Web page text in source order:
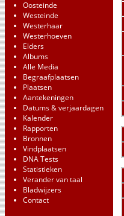
Oosteinde
Westeinde
Westerhaar
Westerhoeven
Elders
Albums
Alle Media
Begraafplaatsen
Plaatsen
Aantekeningen
Datums & verjaardagen
Kalender
Rapporten
Bronnen
Vindplaatsen
DNA Tests
Statistieken
Verander van taal
Bladwijzers
Contact